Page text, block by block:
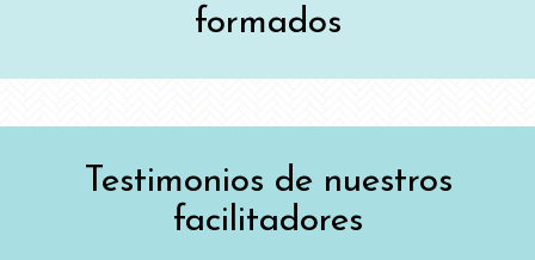
formados
Testimonios de nuestros
facilitadores